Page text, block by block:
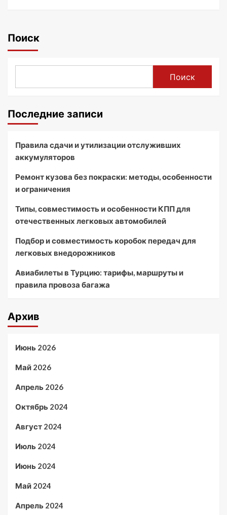
Поиск
Поиск
Последние записи
Правила сдачи и утилизации отслуживших
аккумуляторов
Ремонт кузова без покраски: методы, особенности
и ограничения
Типы, совместимость и особенности КПП для
отечественных легковых автомобилей
Подбор и совместимость коробок передач для
легковых внедорожников
Авиабилеты в Турцию: тарифы, маршруты и
правила провоза багажа
Архив
Июнь 2026
Май 2026
Апрель 2026
Октябрь 2024
Август 2024
Июль 2024
Июнь 2024
Май 2024
Апрель 2024